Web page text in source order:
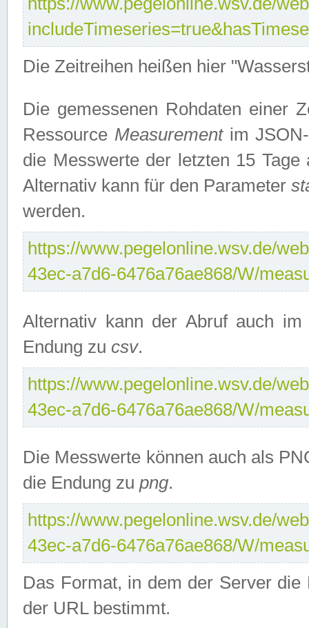
Die Zeitreihen heißen hier
Die gemessenen Rohdaten einer
Ressource Measurementim JSON-
die Messwerte der letzten 15
Alternativ kann für den Parameter
werden.
https://www.pegelonline.wsv.de/
43ec-a7d6-6476a76ae868/W/
Alternativ kann der Abruf auch
Endung zu csv.
https://www.pegelonline.wsv.de/
43ec-a7d6-6476a76ae868/W/
Die Messwerte können auch als
die Endung zu png.
https://www.pegelonline.wsv.de/
43ec-a7d6-6476a76ae868/W/
Das Format, in dem der Server
der URL bestimmt.